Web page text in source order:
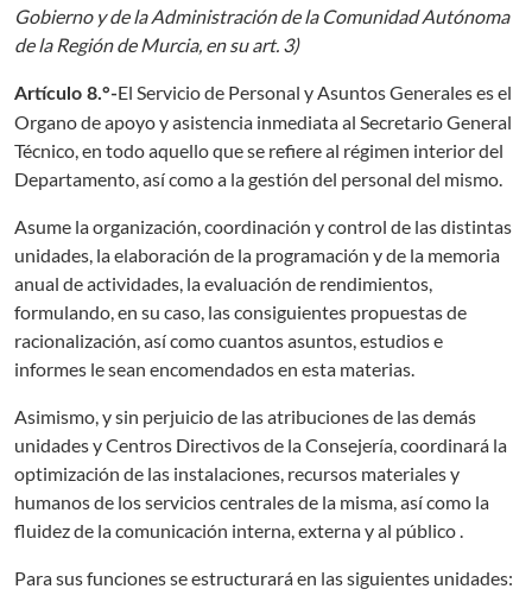
Gobierno y de la Administración de la Comunidad Autónoma
de la Región de Murcia, en su art. 3)
Artículo 8.°-El Servicio de Personal y Asuntos Generales es el
Organo de apoyo y asistencia inmediata al Secretario General
Técnico, en todo aquello que se refiere al régimen interior del
Departamento, así como a la gestión del personal del mismo.
Asume la organización, coordinación y control de las distintas
unidades, la elaboración de la programación y de la memoria
anual de actividades, la evaluación de rendimientos,
formulando, en su caso, las consiguientes propuestas de
racionalización, así como cuantos asuntos, estudios e
informes le sean encomendados en esta materias.
Asimismo, y sin perjuicio de las atribuciones de las demás
unidades y Centros Directivos de la Consejería, coordinará la
optimización de las instalaciones, recursos materiales y
humanos de los servicios centrales de la misma, así como la
fluidez de la comunicación interna, externa y al público .
Para sus funciones se estructurará en las siguientes unidades: